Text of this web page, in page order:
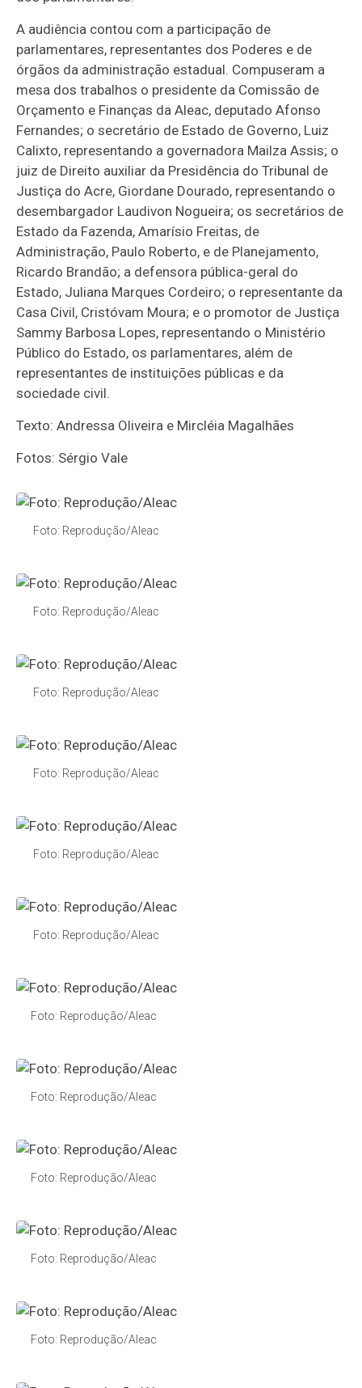
A audiência contou com a participação de
parlamentares, representantes dos Poderes e de
órgãos da administração estadual. Compuseram a
mesa dos trabalhos o presidente da Comissão de
Orçamento e Finanças da Aleac, deputado Afonso
Fernandes; o secretário de Estado de Governo, Luiz
Calixto, representando a governadora Mailza Assis; o
juiz de Direito auxiliar da Presidência do Tribunal de
Justiça do Acre, Giordane Dourado, representando o
desembargador Laudivon Nogueira; os secretários de
Estado da Fazenda, Amarísio Freitas, de
Administração, Paulo Roberto, e de Planejamento,
Ricardo Brandão; a defensora pública-geral do
Estado, Juliana Marques Cordeiro; o representante da
Casa Civil, Cristóvam Moura; e o promotor de Justiça
Sammy Barbosa Lopes, representando o Ministério
Público do Estado, os parlamentares, além de
representantes de instituições públicas e da
sociedade civil.
Texto: Andressa Oliveira e Mircléia Magalhães
Fotos: Sérgio Vale
Foto: Reprodução/Aleac
Foto: Reprodução/Aleac
Foto: Reprodução/Aleac
Foto: Reprodução/Aleac
Foto: Reprodução/Aleac
Foto: Reprodução/Aleac
Foto: Reprodução/Aleac
Foto: Reprodução/Aleac
Foto: Reprodução/Aleac
Foto: Reprodução/Aleac
Foto: Reprodução/Aleac